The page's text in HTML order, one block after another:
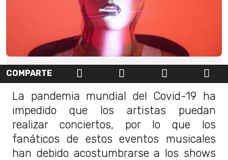
COMPARTE
La pandemia mundial del Covid-19 ha
impedido que los artistas puedan
realizar conciertos, por lo que los
fanáticos de estos eventos musicales
han debido acostumbrarse a los shows